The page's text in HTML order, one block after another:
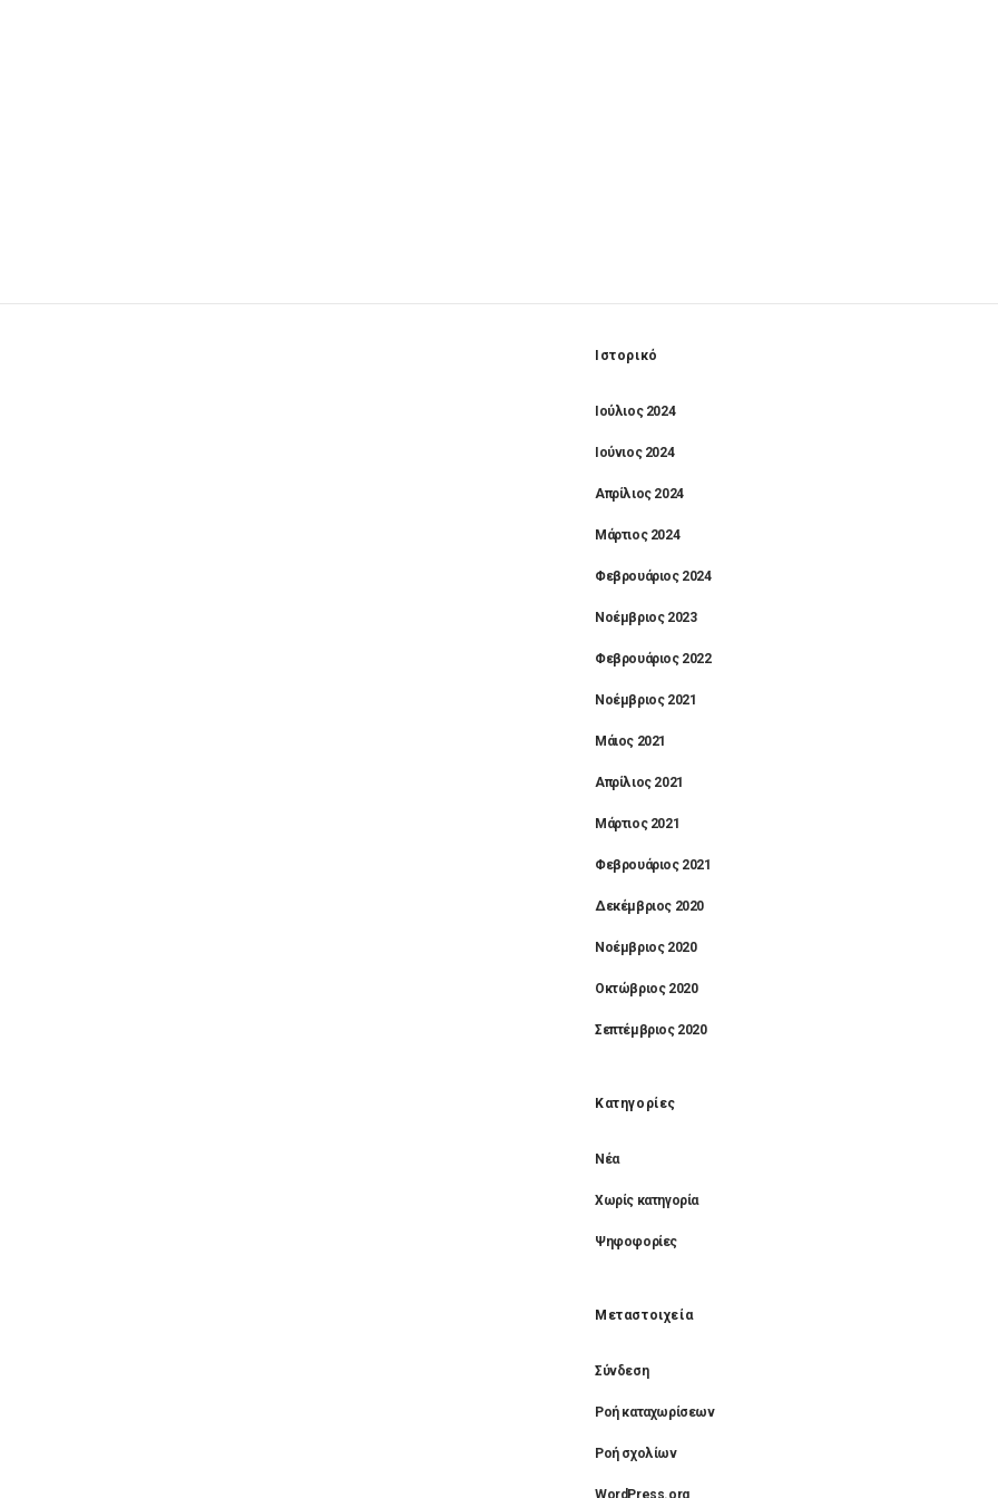
Ιστορικό
Ιούλιος 2024
Ιούνιος 2024
Απρίλιος 2024
Μάρτιος 2024
Φεβρουάριος 2024
Νοέμβριος 2023
Φεβρουάριος 2022
Νοέμβριος 2021
Μάιος 2021
Απρίλιος 2021
Μάρτιος 2021
Φεβρουάριος 2021
Δεκέμβριος 2020
Νοέμβριος 2020
Οκτώβριος 2020
Σεπτέμβριος 2020
Kατηγορίες
Νέα
Χωρίς κατηγορία
Ψηφοφορίες
Μεταστοιχεία
Σύνδεση
Ροή καταχωρίσεων
Ροή σχολίων
WordPress.org